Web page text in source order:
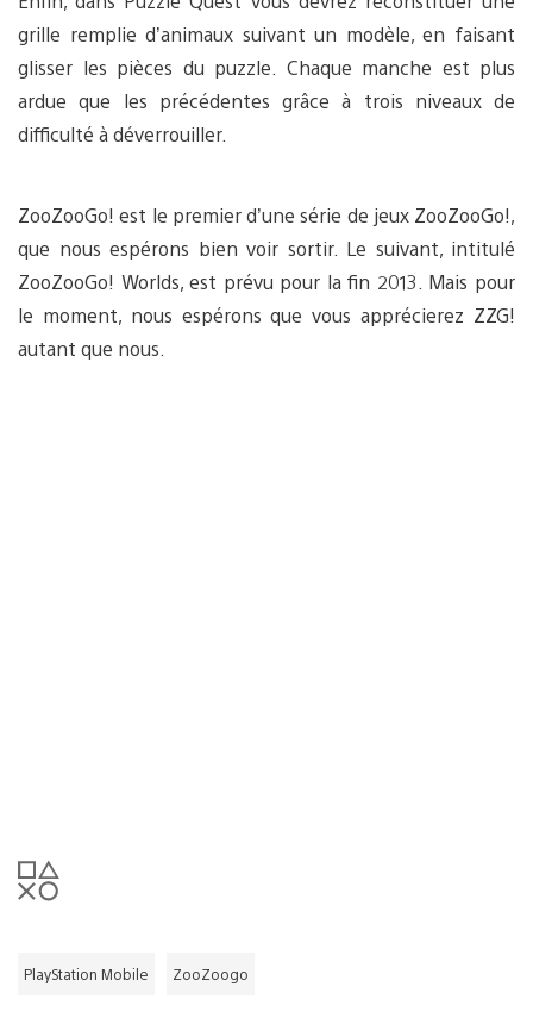
grille remplie d’animaux suivant un modèle, en faisant
glisser les pièces du puzzle. Chaque manche est plus
ardue que les précédentes grâce à trois niveaux de
difficulté à déverrouiller.
ZooZooGo! est le premier d’une série de jeux ZooZooGo!,
que nous espérons bien voir sortir. Le suivant, intitulé
ZooZooGo! Worlds, est prévu pour la fin 2013. Mais pour
le moment, nous espérons que vous apprécierez ZZG!
autant que nous.
PlayStation Mobile ZooZoogo